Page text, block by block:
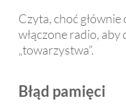
Czyta, choć głównie
włączone radio,
„towarzystwa”.
Błąd pamięci